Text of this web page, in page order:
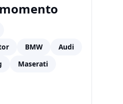
BMW
Audi
Maserati